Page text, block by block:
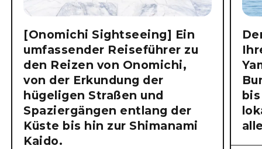
[Onomichi Sightseeing] Ein
umfassender Reiseführer zu
den Reizen von Onomichi,
von der Erkundung der
hügeligen Straßen und
Spaziergängen entlang der
Küste bis hin zur Shimanami
Kaido.